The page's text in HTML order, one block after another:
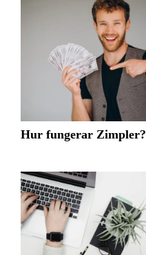
Hur fungerar Zimpler?